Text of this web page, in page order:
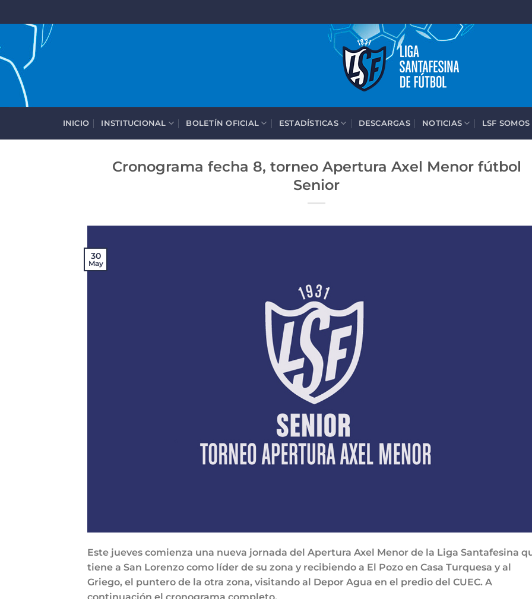
contenido
INICIO INSTITUCIONAL BOLETÍN OFICIAL ESTADÍSTICAS DESCARGAS NOTICIAS LSF
Cronograma fecha 8, torneo Apertura Axel Menor fútbol
Senior
30
May
Este jueves comienza una nueva jornada del Apertura Axel Menor de la Liga Santafesina
tiene a San Lorenzo como líder de su zona y recibiendo a El Pozo en Casa Turquesa y al
Griego, el puntero de la otra zona, visitando al Depor Agua en el predio del CUEC. A